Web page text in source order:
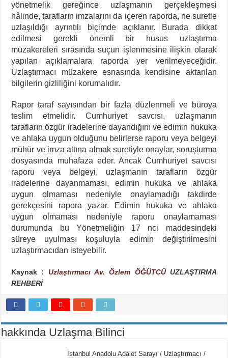
yönetmelik gereğince uzlaşmanın gerçekleşmesi
hâlinde, tarafların imzalarını da içeren raporda, ne suretle
uzlaşıldığı ayrıntılı biçimde açıklanır. Burada dikkat
edilmesi gerekli önemli bir husus uzlaştırma
müzakereleri sırasında suçun işlenmesine ilişkin olarak
yapılan açıklamalara raporda yer verilmeyeceğidir.
Uzlaştırmacı müzakere esnasında kendisine aktarılan
bilgilerin gizliliğini korumalıdır.
Rapor taraf sayısından bir fazla düzlenmeli ve büroya
teslim etmelidir. Cumhuriyet savcısı, uzlaşmanın
tarafların özgür iradelerine dayandığını ve edimin hukuka
ve ahlaka uygun olduğunu belirlerse raporu veya belgeyi
mühür ve imza altına almak suretiyle onaylar, soruşturma
dosyasında muhafaza eder. Ancak Cumhuriyet savcısı
raporu veya belgeyi, uzlaşmanın tarafların özgür
iradelerine dayanmaması, edimin hukuka ve ahlaka
uygun olmaması nedeniyle onaylamadığı takdirde
gerekçesini rapora yazar. Edimin hukuka ve ahlaka
uygun olmaması nedeniyle raporu onaylamaması
durumunda bu Yönetmeliğin 17 nci maddesindeki
süreye uyulması koşuluyla edimin değiştirilmesini
uzlaştırmacıdan isteyebilir.
Kaynak : Uzlaştırmacı Av. Özlem ÖĞÜTCÜ UZLAŞTIRMA
REHBERİ
hakkında Uzlaşma Bilinci
İstanbul Anadolu Adalet Sarayı / Uzlaştırmacı /